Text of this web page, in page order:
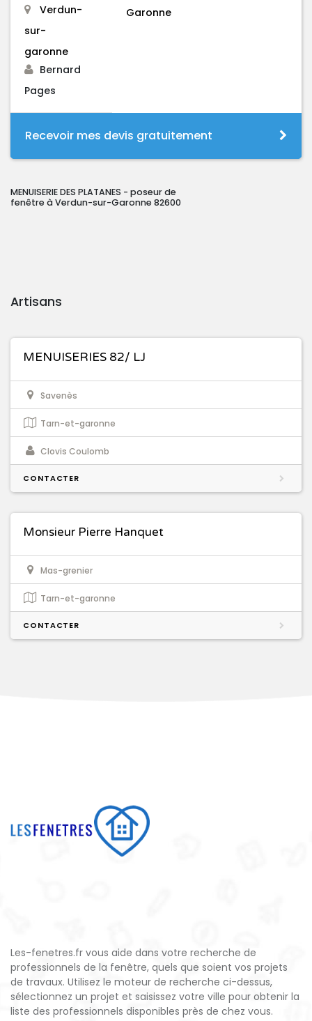
Verdun-
sur-
garonne
Bernard
Pages
Garonne
Recevoir mes devis gratuitement
MENUISERIE DES PLATANES - poseur de
fenêtre à Verdun-sur-Garonne 82600
Artisans
MENUISERIES 82/ LJ
Savenès
Tarn-et-garonne
Clovis Coulomb
CONTACTER
Monsieur Pierre Hanquet
Mas-grenier
Tarn-et-garonne
CONTACTER
Les-fenetres.fr vous aide dans votre recherche de
professionnels de la fenêtre, quels que soient vos projets
de travaux. Utilisez le moteur de recherche ci-dessus,
sélectionnez un projet et saisissez votre ville pour obtenir la
liste des professionnels disponibles près de chez vous.